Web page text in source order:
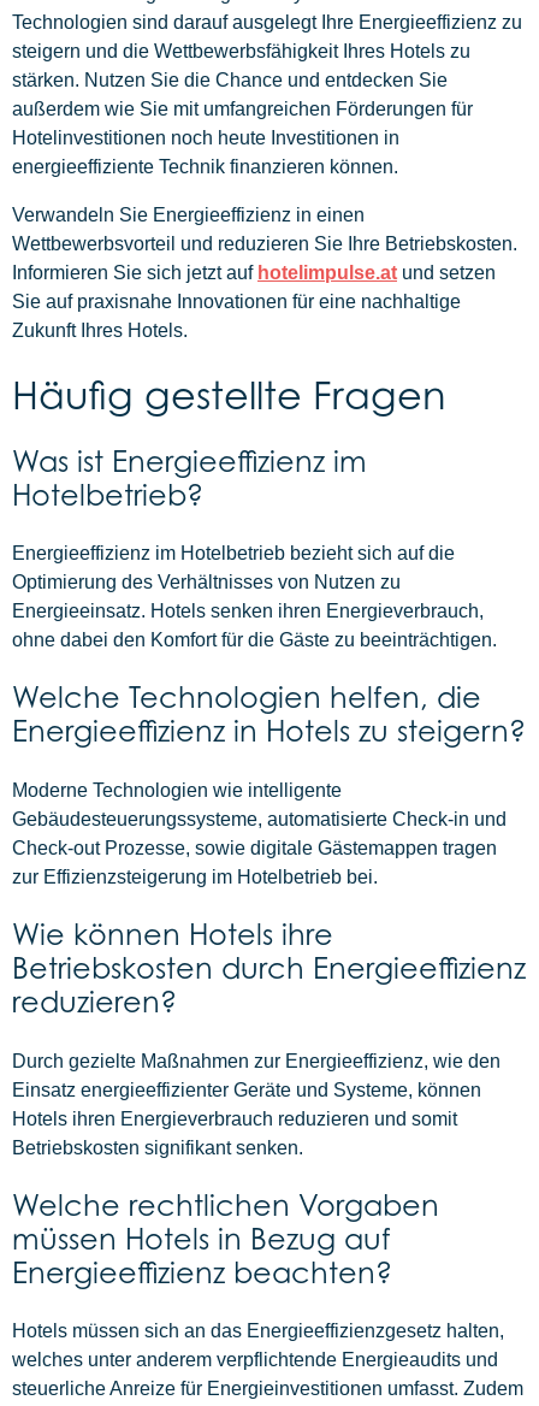
Technologien sind darauf ausgelegt Ihre Energieeffizienz zu
steigern und die Wettbewerbsfähigkeit Ihres Hotels zu
stärken. Nutzen Sie die Chance und entdecken Sie
außerdem wie Sie mit umfangreichen Förderungen für
Hotelinvestitionen noch heute Investitionen in
energieeffiziente Technik finanzieren können.
Verwandeln Sie Energieeffizienz in einen
Wettbewerbsvorteil und reduzieren Sie Ihre Betriebskosten.
Informieren Sie sich jetzt auf hotelimpulse.at und setzen
Sie auf praxisnahe Innovationen für eine nachhaltige
Zukunft Ihres Hotels.
Häufig gestellte Fragen
Was ist Energieeffizienz im
Hotelbetrieb?
Energieeffizienz im Hotelbetrieb bezieht sich auf die
Optimierung des Verhältnisses von Nutzen zu
Energieeinsatz. Hotels senken ihren Energieverbrauch,
ohne dabei den Komfort für die Gäste zu beeinträchtigen.
Welche Technologien helfen, die
Energieeffizienz in Hotels zu steigern?
Moderne Technologien wie intelligente
Gebäudesteuerungssysteme, automatisierte Check-in und
Check-out Prozesse, sowie digitale Gästemappen tragen
zur Effizienzsteigerung im Hotelbetrieb bei.
Wie können Hotels ihre
Betriebskosten durch Energieeffizienz
reduzieren?
Durch gezielte Maßnahmen zur Energieeffizienz, wie den
Einsatz energieeffizienter Geräte und Systeme, können
Hotels ihren Energieverbrauch reduzieren und somit
Betriebskosten signifikant senken.
Welche rechtlichen Vorgaben
müssen Hotels in Bezug auf
Energieeffizienz beachten?
Hotels müssen sich an das Energieeffizienzgesetz halten,
welches unter anderem verpflichtende Energieaudits und
steuerliche Anreize für Energieinvestitionen umfasst. Zudem